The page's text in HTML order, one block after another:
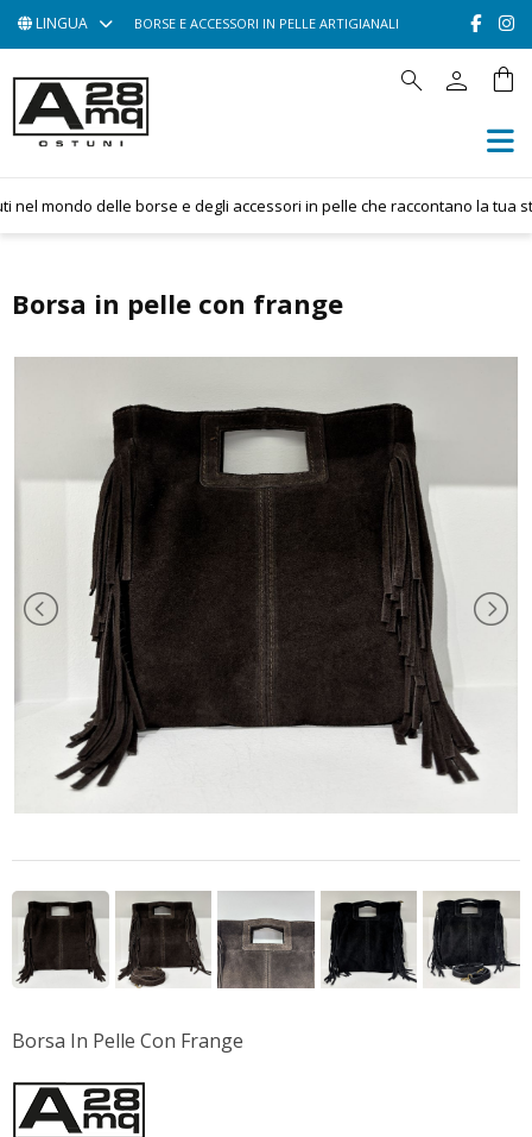
HOME
ACCESSORI
LINGUA BORSE E ACCESSORI IN PELLE ARTIGIANALI
search person shopping_bag
mondo delle borse e degli accessori in pelle che raccontano la tua
Borsa in pelle con frange
Borsa In Pelle Con Frange